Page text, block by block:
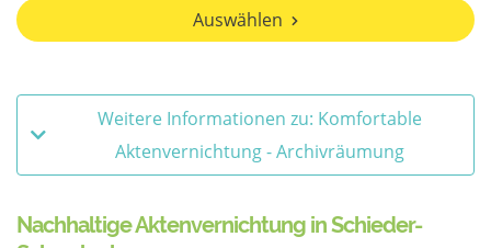
Auswählen
Weitere Informationen zu: Komfortable
Aktenvernichtung - Archivräumung
Nachhaltige Aktenvernichtung in Schieder-